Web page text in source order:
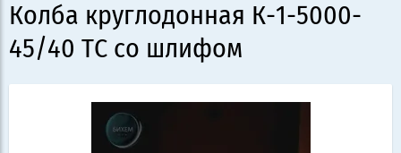
Колба круглодонная К-1-5000-
45/40 ТС со шлифом